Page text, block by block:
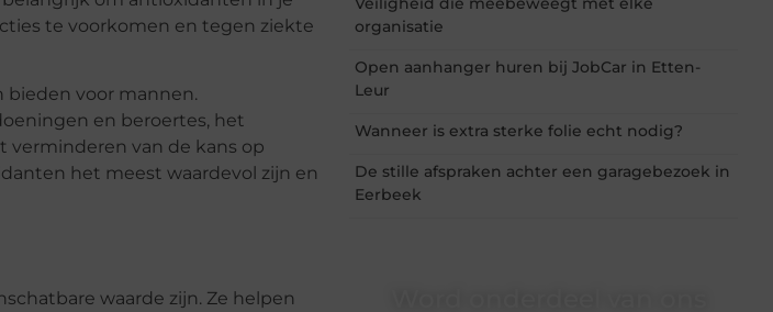
te voorkomen en tegen ziekte
bieden voor mannen.
en beroertes, het
verminderen van de kans op
het meest waardevol zijn en
waarde zijn. Ze helpen
organisatie
Open aanhanger huren bij JobCar in Etten-
Leur
Wanneer is extra sterke folie echt nodig?
De stille afspraken achter een garagebezoek in
Eerbeek